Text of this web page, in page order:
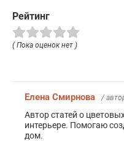
Рейтинг
( Пока оценок нет )
Елена Смирнова /
Автор статей о
интерьере. Помогаю
дом.